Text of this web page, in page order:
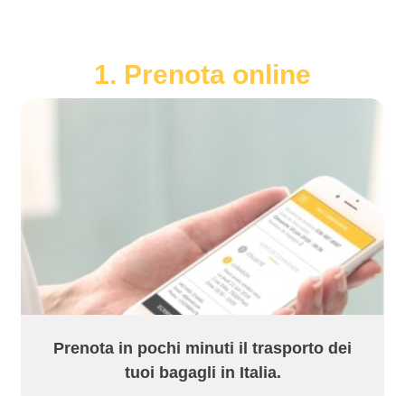
1. Prenota online
Prenota in pochi minuti il trasporto dei
tuoi bagagli in Italia.